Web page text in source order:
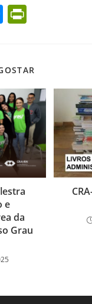
M
e
e
n
g
er
ri
e
n
dl
y
e
da
Grau